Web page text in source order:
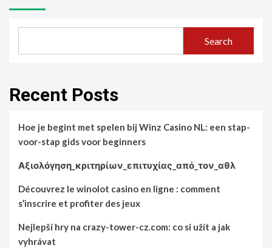
Search
Recent Posts
Hoe je begint met spelen bij Winz Casino NL: een stap-
voor-stap gids voor beginners
Αξιολόγηση_κριτηρίων_επιτυχίας_από_τον_αθλ
Découvrez le winolot casino en ligne : comment
s’inscrire et profiter des jeux
Nejlepší hry na crazy-tower-cz.com: co si užít a jak
vyhrávat